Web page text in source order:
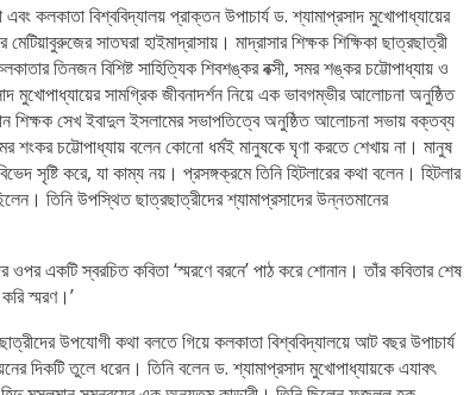
এবং কলকাতা বিশ্ববিদ্যালয় প্রাক্তন উপাচার্য ড. শ্যামাপ্রসাদ মুখোপাধ্যায়ের
সাতঘরা হাইমাদ্রাসায়। মাদ্রাসার শিক্ষক শিক্ষিকা ছাত্রছাত্রী
তিনজন বিশিষ্ট সাহিত্যিক শিবশঙ্কর বক্সী, সমর শঙ্কর চট্টোপাধ্যায় ও
মুখোপাধ্যায়ের সামগ্রিক জীবনাদর্শন নিয়ে এক ভাবগম্ভীর আলোচনা অনুষ্ঠিত
শিক্ষক সেখ ইবাদুল ইসলামের সভাপতিত্বে অনুষ্ঠিত আলোচনা সভায় বক্তব্য
শংকর চট্টোপাধ্যায় বলেন কোনো ধর্মই মানুষকে ঘৃণা করতে শেখায় না। মানুষ
সৃষ্টি করে, যা কাম্য নয়। প্রসঙ্গক্রমে তিনি হিটলারের কথা বলেন। হিটলার
তিনি উপস্থিত ছাত্রছাত্রীদের শ্যামাপ্রসাদের উন্নতমানের
ওপর একটি স্বরচিত কবিতা ‘স্মরণে বরনে’ পাঠ করে শোনান। তাঁর কবিতার শেষ
স্মরণ।’
উপযোগী কথা বলতে গিয়ে কলকাতা বিশ্ববিদ্যালয়ে আট বছর উপাচার্য
দিকটি তুলে ধরেন। তিনি বলেন ড. শ্যামাপ্রসাদ মুখোপাধ্যায়কে এযাবৎ